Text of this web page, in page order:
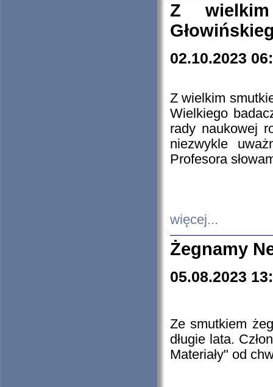
Z
02.10.2023
Z wielkim
Wielkiego
rady naukowej
niezwykle
Profesora
więcej...
Żegnamy
05.08.2023
Ze smutkiem
długie lata.
Materiały" od